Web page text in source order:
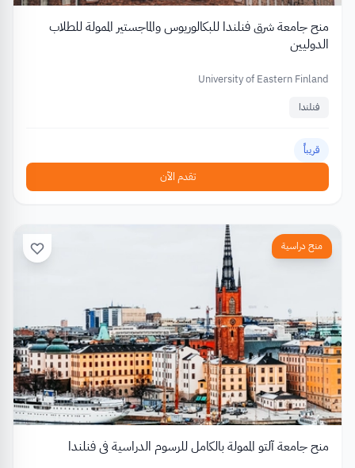
منح جامعة شرق فنلندا للبكالوريوس والماجستير الممولة للطلاب
الدوليين
University of Eastern Finland
فنلندا
قريباً
تقدم الآن
منح دراسية
منح جامعة آلتو الممولة بالكامل للرسوم الدراسية في فنلندا